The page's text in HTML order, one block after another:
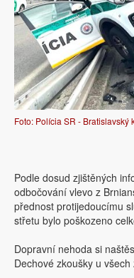
Foto: Polícia SR - Bratislavský
Podle dosud zjištěných
odbočování vlevo z
přednost protijedoucímu
střetu bylo poškozeno
Dopravní nehoda si
Dechové zkoušky u